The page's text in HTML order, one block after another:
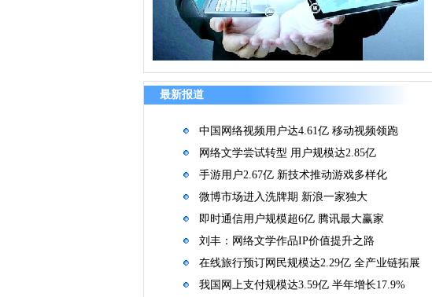
最新报道
中国网络视频用户达4.61亿 移动视频领跑
网络文学尝试转型 用户规模达2.85亿
手游用户2.67亿 新技术推动游戏多样化
微博市场进入洗牌期 新浪一家独大
即时通信用户规模超6亿 腾讯最大赢家
刘丰：网络文学作品IP价值提升之路
在线旅行预订网民规模达2.29亿 全产业链拓展
我国网上支付规模达3.59亿 半年增长17.9%